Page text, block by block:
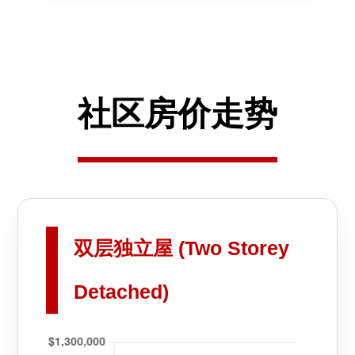
社区房价走势
双层独立屋 (Two Storey
Detached)